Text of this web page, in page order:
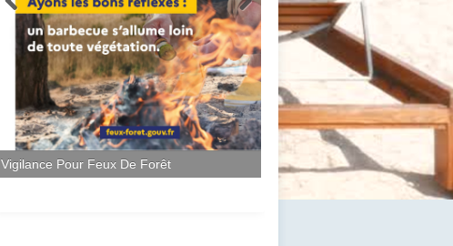
Vigilance Pour Feux De Forêt